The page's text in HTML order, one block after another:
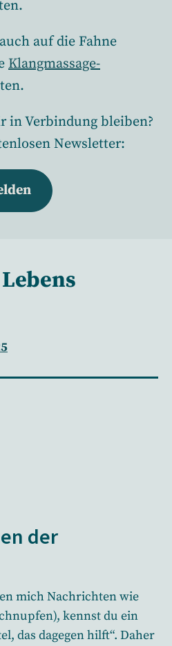
auf die Fahne
Klangmassage-
in Verbindung bleiben?
Newsletter:
der
mich Nachrichten wie
kennst du ein
das dagegen hilft“. Daher